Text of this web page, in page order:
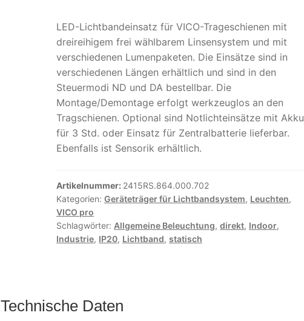
LED-Lichtbandeinsatz für VICO-Trageschienen mit
dreireihigem frei wählbarem Linsensystem und mit
verschiedenen Lumenpaketen. Die Einsätze sind in
verschiedenen Längen erhältlich und sind in den
Steuermodi ND und DA bestellbar. Die
Montage/Demontage erfolgt werkzeuglos an den
Tragschienen. Optional sind Notlichteinsätze mit Akku
für 3 Std. oder Einsatz für Zentralbatterie lieferbar.
Ebenfalls ist Sensorik erhältlich.
Artikelnummer: 2415RS.864.000.702
Kategorien:Geräteträger für Lichtbandsystem, Leuchten,
VICO pro
Schlagwörter: Allgemeine Beleuchtung,direkt, Indoor,
Industrie, IP20, Lichtband,statisch
Technische Daten